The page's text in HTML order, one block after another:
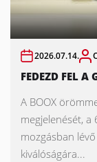
2026.07.14.
FEDEZD FEL A
A BOOX
megjelenését, a
mozgásban
kiválóságára...